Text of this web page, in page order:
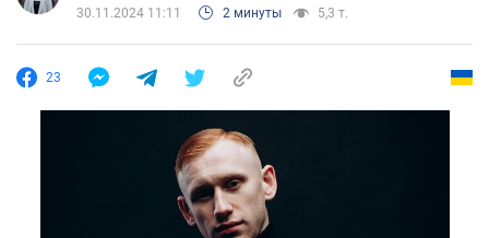
30.11.2024 11:11 2 минуты 5,3 т.
23